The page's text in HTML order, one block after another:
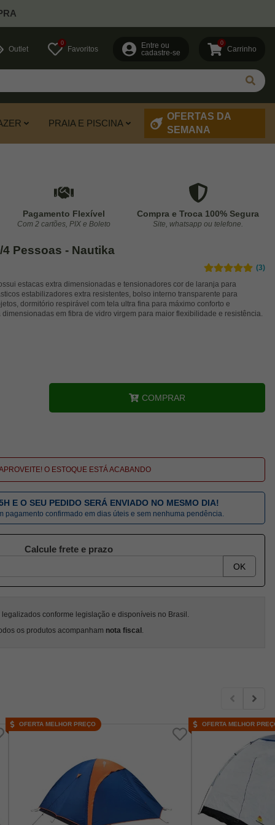
Outlet
0
Favoritos
Entre ou
cadastre-se
0
Carrinho
PRAIA E PISCINA
OFERTAS DA
SEMANA
Pagamento Flexível
Com 2 cartões, PIX e Boleto
Compra e Troca 100% Segura
Site, whatsapp ou telefone.
Pessoas - Nautika
(3)
estacas extra dimensionadas e tensionadores cor de laranja para
estabilizadores extra resistentes, bolso interno transparente para
dormitório respirável com tela ultra fina para máximo conforto e
em fibra de vidro virgem para maior flexibilidade e resistência.
COMPRAR
O ESTOQUE ESTÁ ACABANDO
E O SEU PEDIDO SERÁ ENVIADO NO MESMO DIA!
pagamento confirmado em dias úteis e sem nenhuma pendência.
Calcule frete e prazo
OK
legalizados conforme legislação e disponíveis no Brasil.
os produtos acompanham nota fiscal .
OFERTA MELHOR PREÇO OFERTA MELHOR